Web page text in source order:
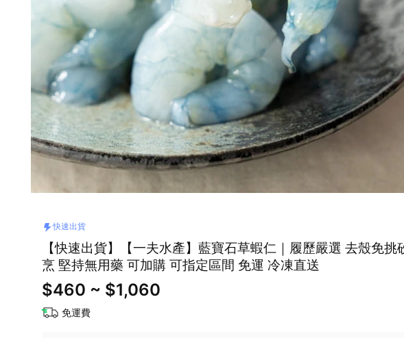
快速出貨
【快速出貨】【一夫水產】藍寶石草蝦仁｜履歷嚴選 去殼免挑
烹 堅持無用藥 可加購 可指定區間 免運 冷凍直送
$460 ~ $1,060
免運費